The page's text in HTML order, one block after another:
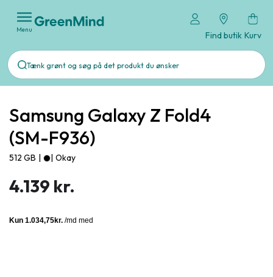
Menu
Find butik Kurv
Samsung Galaxy Z Fold4
(SM-F936)
512 GB | | Okay
4.139 kr.